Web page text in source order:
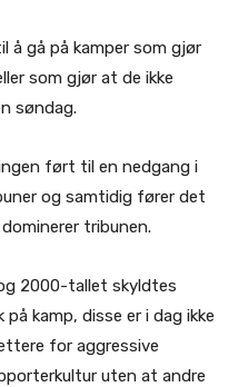
å gå på kamper som gjør
som gjør at de ikke
søndag.
ført til en nedgang i
og samtidig fører det
tribunen.
2000-tallet skyldtes
kamp, disse er i dag ikke
for aggressive
uten at andre